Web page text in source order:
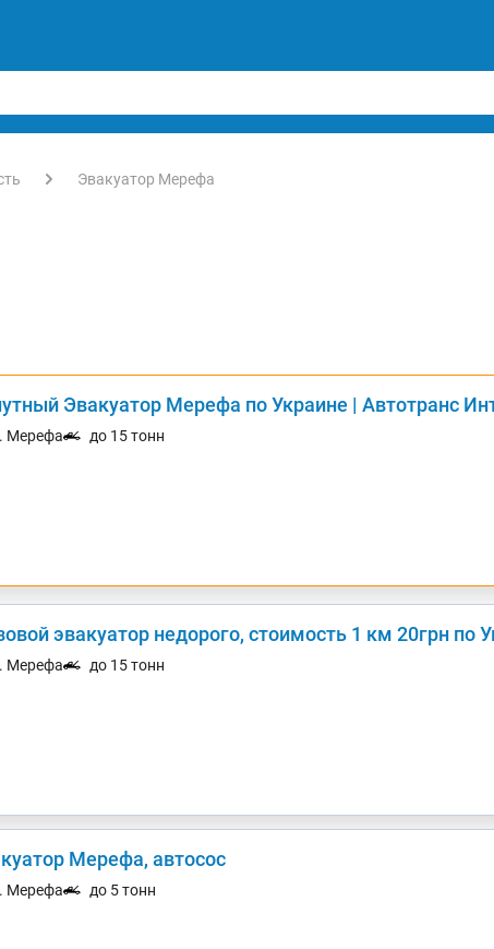
Эвакуатор Мерефа
Эвакуатор Мерефа по Украине | Автотранс
Мерефа до 15 тонн
эвакуатор недорого, стоимость 1 км 20грн по
Мерефа до 15 тонн
Мерефа, автосос
Мерефа до 5 тонн